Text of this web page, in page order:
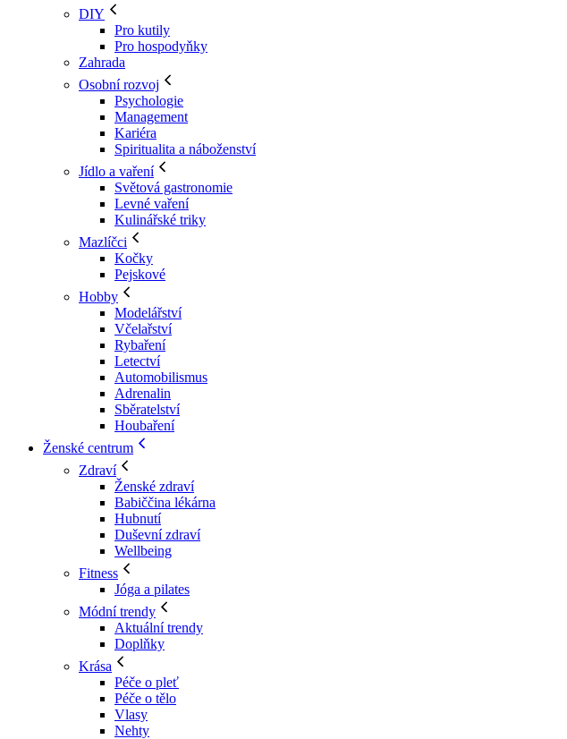
DIY
Pro kutily
Pro hospodyňky
Zahrada
Osobní rozvoj
Psychologie
Management
Kariéra
Spiritualita a náboženství
Jídlo a vaření
Světová gastronomie
Levné vaření
Kulinářské triky
Mazlíčci
Kočky
Pejskové
Hobby
Modelářství
Včelařství
Rybaření
Letectví
Automobilismus
Adrenalin
Sběratelství
Houbaření
Ženské centrum
Zdraví
Ženské zdraví
Babiččina lékárna
Hubnutí
Duševní zdraví
Wellbeing
Fitness
Jóga a pilates
Módní trendy
Aktuální trendy
Doplňky
Krása
Péče o pleť
Péče o tělo
Vlasy
Nehty